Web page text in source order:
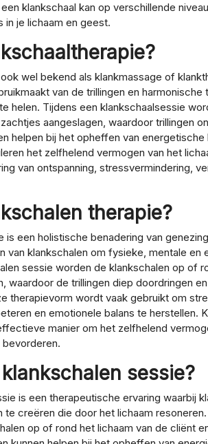
klankschaal kan op verschillende
in je lichaam en geest.
wel bekend als klankmassage of
van de trillingen en harmonische
helen. Tijdens een klankschaalsessie
aangeslagen, waardoor trillingen
helpen bij het opheffen van
het zelfhelend vermogen van het
van ontspanning, stressvermindering,
therapie?
is een holistische benadering van
van klankschalen om fysieke, mentale en
sessie worden de klankschalen op of
waardoor de trillingen diep doordringen
therapievorm wordt vaak gebruikt om
en emotionele balans te herstellen.
manier om het zelfhelend
bevorderen.
sessie?
is een therapeutische ervaring waarbij
te creëren die door het lichaam
op of rond het lichaam van de cliënt